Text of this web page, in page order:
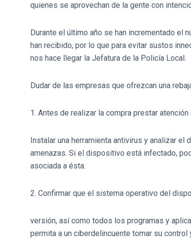
quienes se aprovechan de la gente con
Durante el último año se han incrementado el
han recibido, por lo que para evitar sustos
nos hace llegar la Jefatura de la Policía Local.
Dudar de las empresas que ofrezcan una
1. Antes de realizar la compra prestar
Instalar una herramienta antivirus y analizar
amenazas. Si el dispositivo está infectado,
asociada a ésta.
2. Confirmar que el sistema operativo del
versión, así como todos los programas y
permita a un ciberdelincuente tomar su